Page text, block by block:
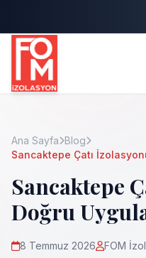
Ana Sayfa Blog
Sancaktepe Çatı
Sancaktepe
Doğru
8 Temmuz 2026 FOM